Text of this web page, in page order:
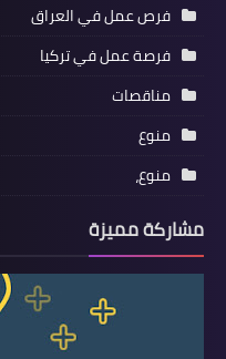
فرص عمل في العراق
فرصة عمل في تركيا
مناقصات
منوع
منوع،
مشاركة مميزة